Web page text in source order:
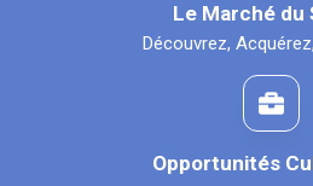
Le Marché du
Découvrez,
Opportunités